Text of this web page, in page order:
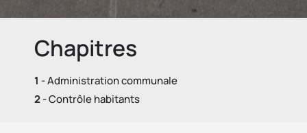
Chapitres
1 - Administration communale
2- Contrôle habitants